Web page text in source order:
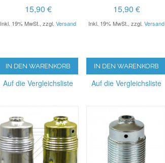
15,90 €
Inkl. 19% MwSt. ,zzgl.Versand
IN DEN WARENKORB
Auf die Vergleichsliste
15,90 €
Inkl. 19% MwSt. ,zzgl.Versand
IN DEN WARENKORB
Auf die Vergleichsliste